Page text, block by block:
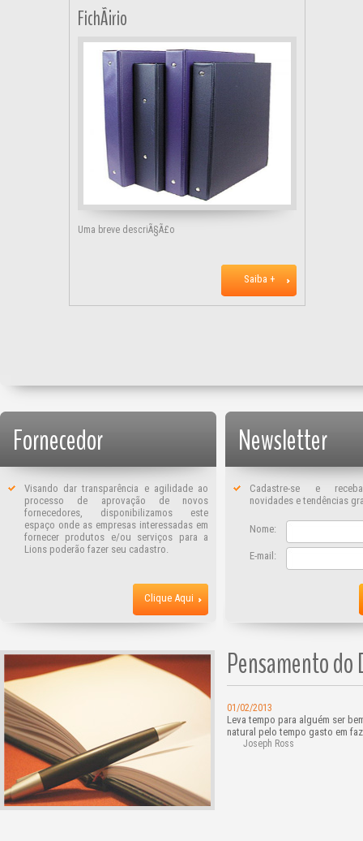
FichÃ¡rio
Uma breve descriÃ§Ã£o
Saiba +
Fornecedor
Visando dar transparência e agilidade ao
processo de aprovação de novos
fornecedores, disponibilizamos este
espaço onde as empresas interessadas em
fornecer produtos e/ou serviços para a
Lions poderão fazer seu cadastro.
Clique Aqui
Newsletter
Cadastre-se e
novidades e tendências
Nome:
E-mail:
Pensamento do
01/02/2013
Leva tempo para alguém ser
natural pelo tempo gasto em
Joseph Ross